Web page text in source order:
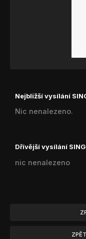
Nejbližší vysílání
Nic nenalezeno.
Dřívější vysílání
nic nenalezeno